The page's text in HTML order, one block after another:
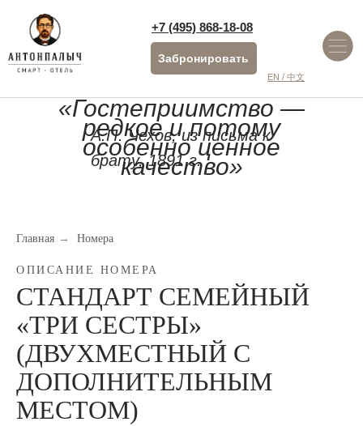
«Гостеприимство —
редкое и потому
особенно ценное
качество»
А.П. Чехов, из письма к
брату, 1891 г.
EN / 中文
Забронировать
+7 (495) 868-18-08
Главная → Номера
ОПИСАНИЕ НОМЕРА
СТАНДАРТ СЕМЕЙНЫЙ
«ТРИ СЕСТРЫ»
(ДВУХМЕСТНЫЙ С
ДОПОЛНИТЕЛЬНЫМ
МЕСТОМ)